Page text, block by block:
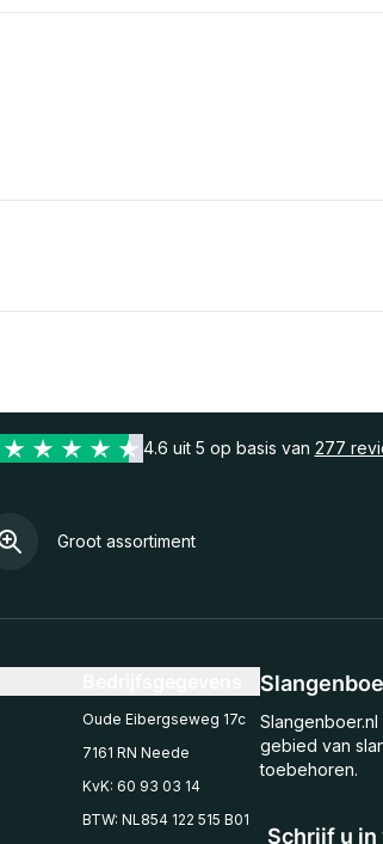
4.6 uit 5 op basis van 277
Groot assortiment
Schrijf u
gebied van
toebehoren.
Oude Eibergseweg 17c
7161 RN Neede
KvK: 60 93 03 14
BTW: NL854 122 515 B01